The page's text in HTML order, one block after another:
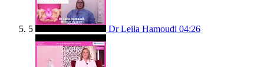
5 Dr Leila Hamoudi 04:26